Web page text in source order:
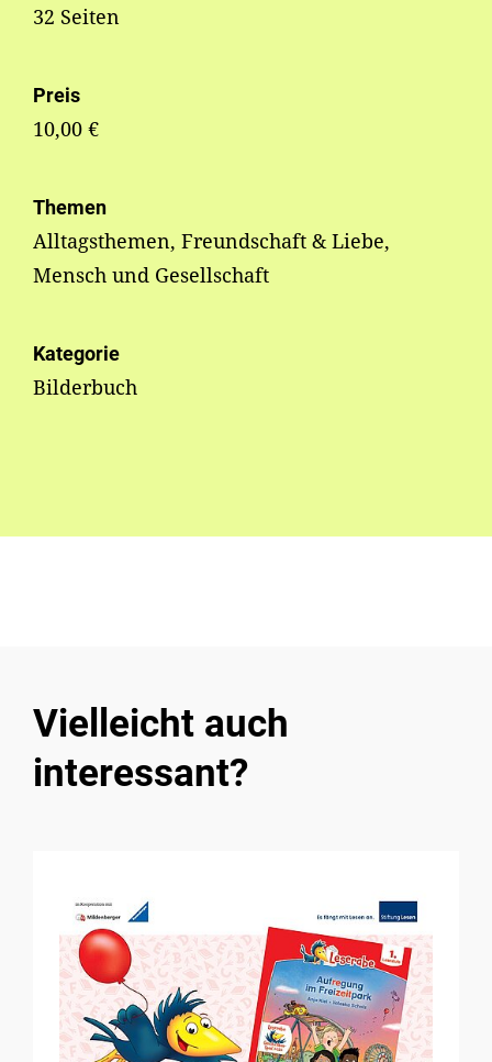
32 Seiten
Preis
10,00 €
Themen
Alltagsthemen, Freundschaft & Liebe,
Mensch und Gesellschaft
Kategorie
Bilderbuch
Vielleicht auch
interessant?